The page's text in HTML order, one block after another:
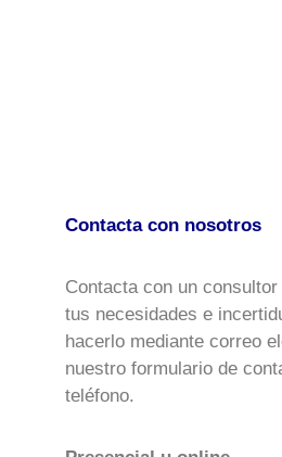
Contacta con nosotros
Contacta con un
tus necesidades e
hacerlo mediante correo
nuestro formulario de
teléfono.